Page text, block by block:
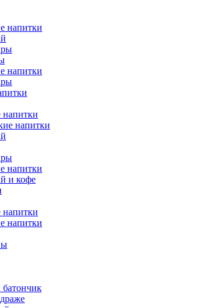
напитки
напитки
напитки
напитки
напитки
и кофе
напитки
напитки